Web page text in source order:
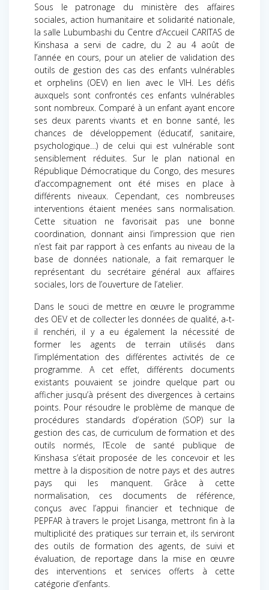
Sous le patronage du ministère des affaires
sociales, action humanitaire et solidarité nationale,
la salle Lubumbashi du Centre d’Accueil CARITAS de
Kinshasa a servi de cadre, du 2 au 4 août de
l’année en cours, pour un atelier de validation des
outils de gestion des cas des enfants vulnérables
et orphelins (OEV) en lien avec le VIH. Les défis
auxquels sont confrontés ces enfants vulnérables
sont nombreux. Comparé à un enfant ayant encore
ses deux parents vivants et en bonne santé, les
chances de développement (éducatif, sanitaire,
psychologique…) de celui qui est vulnérable sont
sensiblement réduites. Sur le plan national en
République Démocratique du Congo, des mesures
d’accompagnement ont été mises en place à
différents niveaux. Cependant, ces nombreuses
interventions étaient menées sans normalisation.
Cette situation ne favorisait pas une bonne
coordination, donnant ainsi l’impression que rien
n’est fait par rapport à ces enfants au niveau de la
base de données nationale, a fait remarquer le
représentant du secrétaire général aux affaires
sociales, lors de l’ouverture de l’atelier.
Dans le souci de mettre en œuvre le programme
des OEV et de collecter les données de qualité, a-t-
il renchéri, il y a eu également la nécessité de
former les agents de terrain utilisés dans
l’implémentation des différentes activités de ce
programme. A cet effet, différents documents
existants pouvaient se joindre quelque part ou
afficher jusqu’à présent des divergences à certains
points. Pour résoudre le problème de manque de
procédures standards d’opération (SOP) sur la
gestion des cas, de curriculum de formation et des
outils normés, l’Ecole de santé publique de
Kinshasa s’était proposée de les concevoir et les
mettre à la disposition de notre pays et des autres
pays qui les manquent. Grâce à cette
normalisation, ces documents de référence,
conçus avec l’appui financier et technique de
PEPFAR à travers le projet Lisanga, mettront fin à la
multiplicité des pratiques sur terrain et, ils serviront
des outils de formation des agents, de suivi et
évaluation, de reportage dans la mise en œuvre
des interventions et services offerts à cette
catégorie d’enfants.